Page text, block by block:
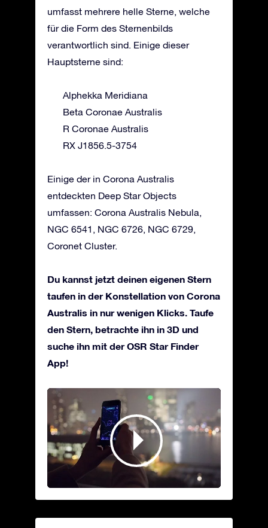
umfasst mehrere helle Sterne, welche
für die Form des Sternenbilds
verantwortlich sind. Einige dieser
Hauptsterne sind:
Alphekka Meridiana
Beta Coronae Australis
R Coronae Australis
RX J1856.5-3754
Einige der in Corona Australis
entdeckten Deep Star Objects
umfassen: Corona Australis Nebula,
NGC 6541, NGC 6726, NGC 6729,
Coronet Cluster.
Du kannst jetzt deinen eigenen Stern
taufen in der Konstellation von Corona
Australis in nur wenigen Klicks. Taufe
den Stern, betrachte ihn in 3D und
suche ihn mit der OSR Star Finder
App!